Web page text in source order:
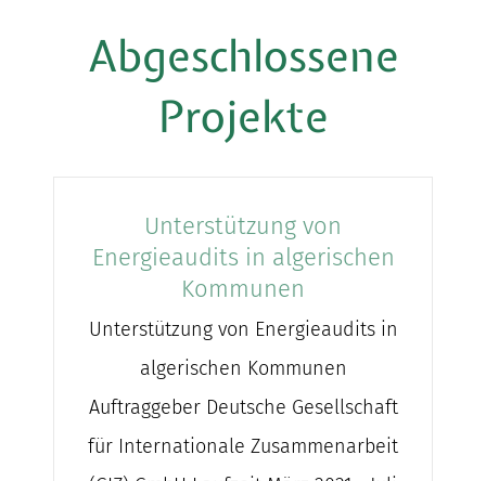
Abgeschlossene
Projekte
Unterstützung von
Energieaudits in algerischen
Kommunen
Unterstützung von Energieaudits in
algerischen Kommunen
Auftraggeber Deutsche Gesellschaft
für Internationale Zusammenarbeit